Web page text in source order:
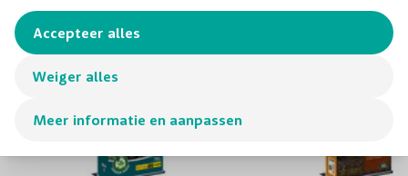
Meer informatie en aanpassen
Weiger alles
Accepteer alles
Groeisnelheid Snel
Geschikt voor Volle grond, in pot